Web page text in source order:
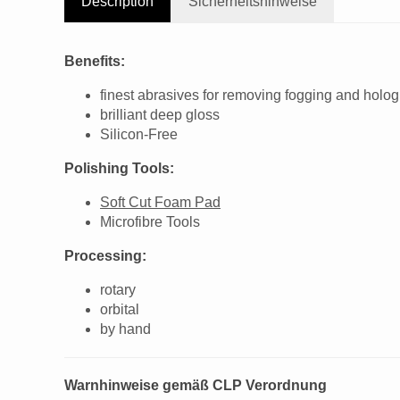
Benefits:
finest abrasives for removing fogging and
brilliant deep gloss
Silicon-Free
Polishing Tools:
Soft Cut Foam Pad
Microfibre Tools
Processing:
rotary
orbital
by hand
Warnhinweise gemäß CLP Verordnung